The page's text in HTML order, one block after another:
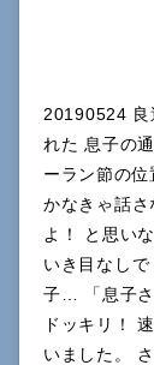
20190524 良
れた 息子の
ーラン節の
かなきゃ話
よ！ と思い
いき目なし
子… 「息子さ
ドッキリ！
いました。